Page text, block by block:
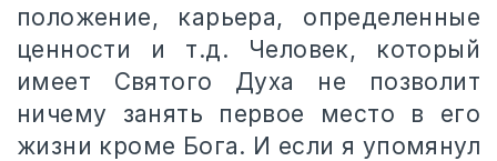
положение, карьера, определенные
ценности и т.д. Человек, который
имеет Святого Духа не позволит
ничему занять первое место в его
жизни кроме Бога. И если я упомянул